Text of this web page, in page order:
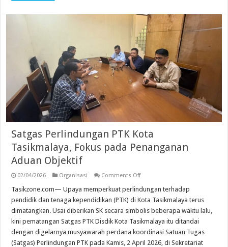
Satgas Perlindungan PTK Kota
Tasikmalaya, Fokus pada Penanganan
Aduan Objektif
02/04/2026 Organisasi Comments Offon
Perlindungan
Kota
Tasikmalaya,
Fokus
pada
Penanganan
Aduan
Objektif
Tasikzone.com— Upaya memperkuat perlindungan terhadap
pendidik dan tenaga kependidikan (PTK) di Kota Tasikmalaya terus
dimatangkan. Usai diberikan SK secara simbolis beberapa waktu lalu,
kini pematangan Satgas PTK Disdik Kota Tasikmalaya itu ditandai
dengan digelarnya musyawarah perdana koordinasi Satuan Tugas
(Satgas) Perlindungan PTK pada Kamis, 2 April 2026, di Sekretariat